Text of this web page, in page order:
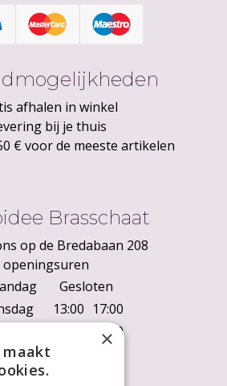
afhalen in winkel
bij je thuis
€ voor de meeste artikelen
Brasschaat
op de Bredabaan 208
openingsuren
Gesloten
13:00 17:00
18:00
×
maakt